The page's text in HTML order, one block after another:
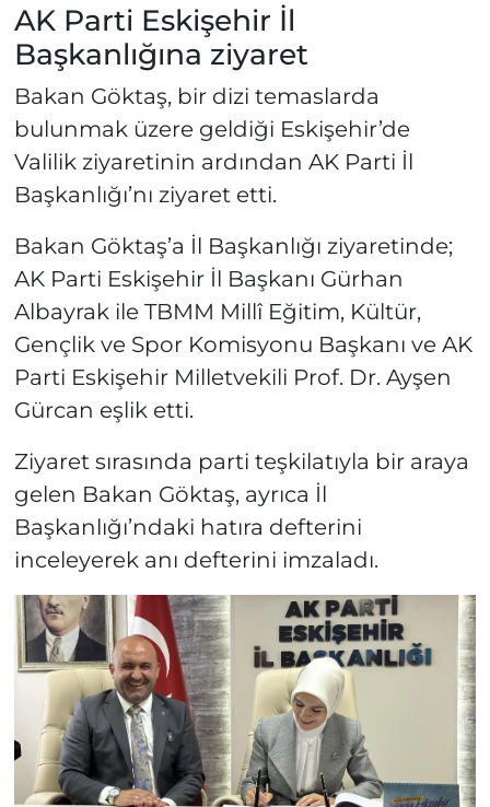
AK Parti Eskişehir İl
Başkanlığına ziyaret
Bakan Göktaş, bir dizi temaslarda
bulunmak üzere geldiği Eskişehir’de
Valilik ziyaretinin ardından AK Parti İl
Başkanlığı’nı ziyaret etti.
Bakan Göktaş’a İl Başkanlığı ziyaretinde;
AK Parti Eskişehir İl Başkanı Gürhan
Albayrak ile TBMM Millî Eğitim, Kültür,
Gençlik ve Spor Komisyonu Başkanı ve AK
Parti Eskişehir Milletvekili Prof. Dr. Ayşen
Gürcan eşlik etti.
Ziyaret sırasında parti teşkilatıyla bir araya
gelen Bakan Göktaş, ayrıca İl
Başkanlığı’ndaki hatıra defterini
inceleyerek anı defterini imzaladı.